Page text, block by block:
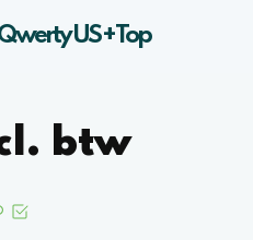
US + Top
btw